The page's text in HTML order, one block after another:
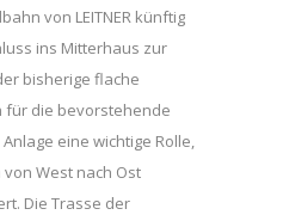
von LEITNER künftig
ins Mitterhaus zur
bisherige flache
für die bevorstehende
eine wichtige Rolle,
West nach Ost
Die Trasse der